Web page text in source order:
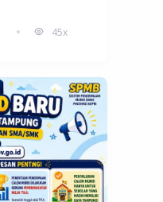
45x